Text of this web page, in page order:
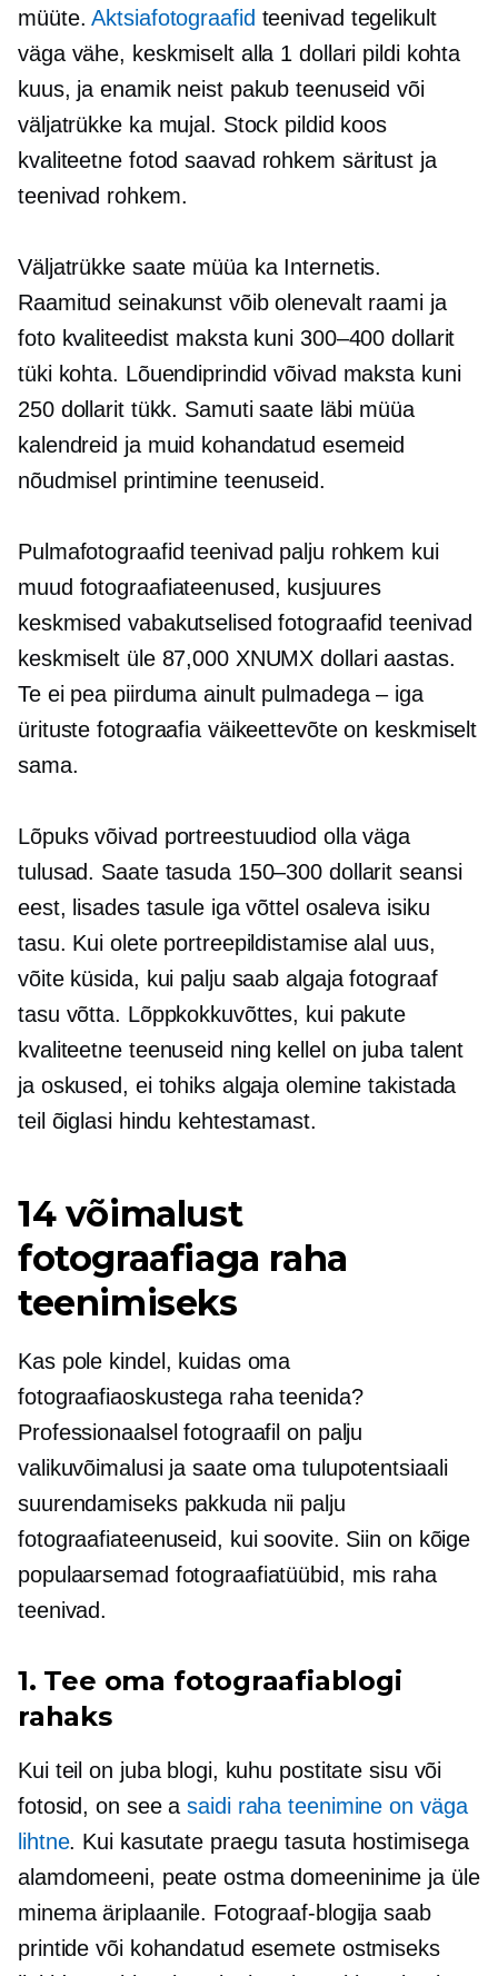
müüte.Aktsiafotograafid teenivad tegelikult
väga vähe, keskmiselt alla 1 dollari pildi kohta
kuus, ja enamik neist pakub teenuseid või
väljatrükke ka mujal. Stock pildid koos
kvaliteetnefotod saavad rohkem säritust ja
teenivad rohkem.
Väljatrükke saate müüa ka Internetis.
Raamitud seinakunst võib olenevalt raami ja
foto kvaliteedist maksta kuni 300–400 dollarit
tüki kohta. Lõuendiprindid võivad maksta kuni
250 dollarit tükk. Samuti saate läbi müüa
kalendreid ja muid kohandatud esemeid
nõudmisel printimine teenuseid.
Pulmafotograafid teenivad palju rohkem kui
muud fotograafiateenused, kusjuures
keskmised vabakutselised fotograafid teenivad
keskmiselt üle 87,000 XNUMX dollari aastas.
Te ei pea piirduma ainult pulmadega – iga
ürituste fotograafia väikeettevõte on keskmiselt
sama.
Lõpuks võivad portreestuudiod olla väga
tulusad. Saate tasuda 150–300 dollarit seansi
eest, lisades tasule iga võttel osaleva isiku
tasu. Kui olete portreepildistamise alal uus,
võite küsida, kui palju saab algaja fotograaf
tasu võtta. Lõppkokkuvõttes, kui pakute
kvaliteetneteenuseid ning kellel on juba talent
ja oskused, ei tohiks algaja olemine takistada
teil õiglasi hindu kehtestamast.
14 võimalust
fotograafiaga raha
teenimiseks
Kas pole kindel, kuidas oma
fotograafiaoskustega raha teenida?
Professionaalsel fotograafil on palju
valikuvõimalusi ja saate oma tulupotentsiaali
suurendamiseks pakkuda nii palju
fotograafiateenuseid, kui soovite. Siin on kõige
populaarsemad fotograafiatüübid, mis raha
teenivad.
1. Tee oma fotograafiablogi
rahaks
Kui teil on juba blogi, kuhu postitate sisu või
fotosid, on see asaidi raha teenimine on väga
lihtne. Kui kasutate praegu tasuta hostimisega
alamdomeeni, peate ostma domeeninime ja üle
minema äriplaanile. Fotograaf-blogija saab
printide või kohandatud esemete ostmiseks